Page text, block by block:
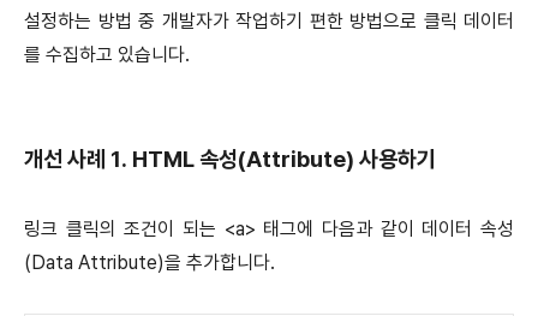
설정하는 방법 중 개발자가 작업하기 편한 방법으로 클릭 데이터
를 수집하고 있습니다.
개선 사례 1. HTML 속성(Attribute) 사용하기
링크 클릭의 조건이 되는 <a> 태그에 다음과 같이 데이터 속성
(Data Attribute)을 추가합니다.